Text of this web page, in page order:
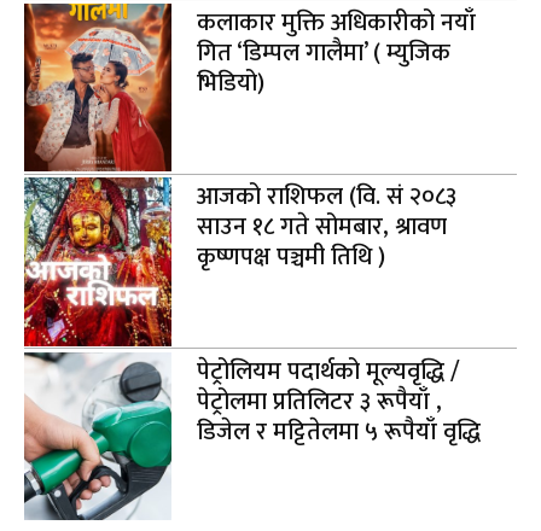
कलाकार मुक्ति अधिकारीको नयाँ
गित ‘डिम्पल गालैमा’ ( म्युजिक
भिडियो)
आजको राशिफल (वि. सं २०८३
साउन १८ गते सोमबार, श्रावण
कृष्णपक्ष पञ्चमी तिथि )
पेट्रोलियम पदार्थको मूल्यवृद्धि /
पेट्रोलमा प्रतिलिटर ३ रूपैयाँ ,
डिजेल र मट्टितेलमा ५ रूपैयाँ वृद्धि